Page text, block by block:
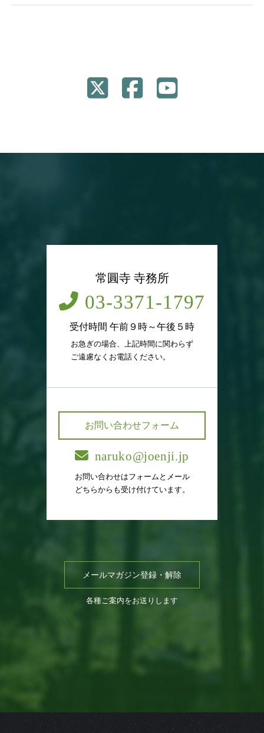
常圓寺 寺務所
03-3371-1797
受付時間 午前９時～午後５時
お急ぎの場合、上記時間に関わらず
ご遠慮なくお電話ください。
お問い合わせフォーム
naruko@joenji.jp
お問い合わせはフォームとメール
どちらからも受け付けています。
メールマガジン登録・解除
各種ご案内をお送りします